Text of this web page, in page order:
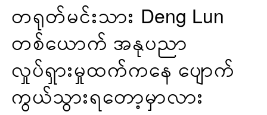
တရုတ်မင်းသား Deng Lun
တစ်ယောက် အနုပညာ
လှုပ်ရှားမှုထက်ကနေ ပျောက်
ကွယ်သွားရတော့မှာလား